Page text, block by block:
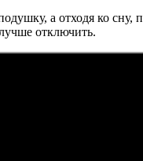
а отходя ко
отключить.